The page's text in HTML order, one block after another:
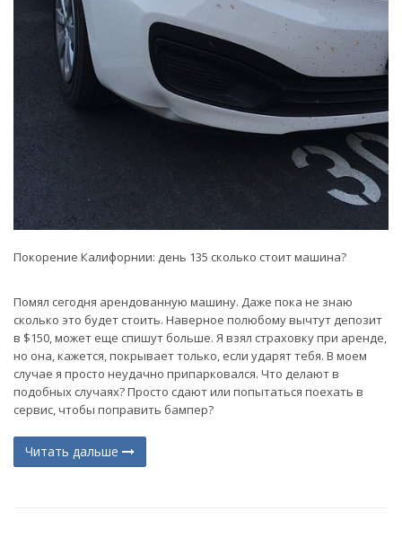
Покорение Калифорнии: день 135 сколько стоит машина?
Помял сегодня арендованную машину. Даже пока не знаю
сколько это будет стоить. Наверное полюбому вычтут депозит
в $150, может еще спишут больше. Я взял страховку при аренде,
но она, кажется, покрывает только, если ударят тебя. В моем
случае я просто неудачно припарковался. Что делают в
подобных случаях? Просто сдают или попытаться поехать в
сервис, чтобы поправить бампер?
Читать дальше